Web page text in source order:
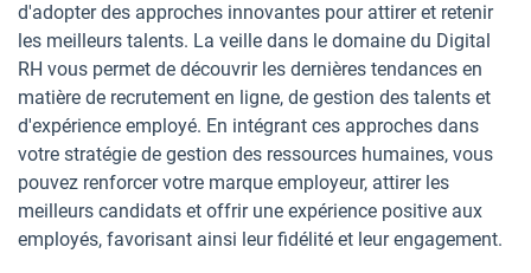
d'adopter des approches innovantes pour attirer et retenir
les meilleurs talents. La veille dans le domaine du Digital
RH vous permet de découvrir les dernières tendances en
matière de recrutement en ligne, de gestion des talents et
d'expérience employé. En intégrant ces approches dans
votre stratégie de gestion des ressources humaines, vous
pouvez renforcer votre marque employeur, attirer les
meilleurs candidats et offrir une expérience positive aux
employés, favorisant ainsi leur fidélité et leur engagement.